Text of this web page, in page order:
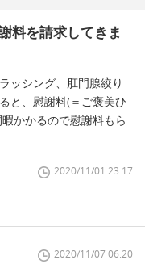
料を請求してきま
ッシング、肛門腺絞り
と、慰謝料(＝ご褒美ひ
かかるので慰謝料もら
2020/11/01 23:17
2020/11/07 06:20